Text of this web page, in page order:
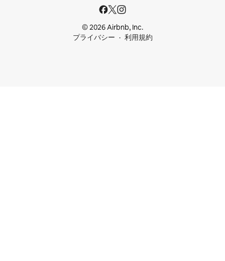
© 2026 Airbnb, Inc.
プライバシー
利用規約